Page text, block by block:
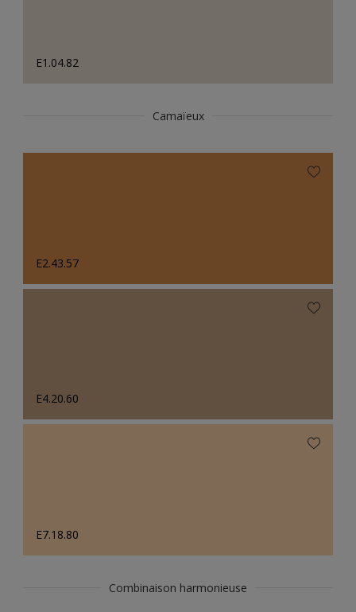
E1.04.82
Camaïeux
E2.43.57
E4.20.60
E7.18.80
Combinaison harmonieuse